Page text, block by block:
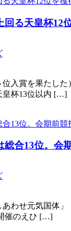
回る天皇杯12
位入賞を果たし
皇杯13位以内 […]
合13位。会
わせ元気国体」
催のえひ […]